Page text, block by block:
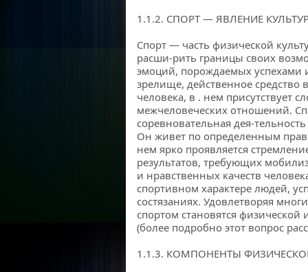
1.1.2. СПОРТ — ЯВЛЕНИЕ
Спорт — часть физической
расши-рить границы своих
эмоций, порождаемых успехами
зрелище, действенное средство
человека, в . нем присутствует
межчеловеческих отношений.
соревновательная дея-
Он живет по определенным
нем ярко проявляется
результатов, требующих
и нравственных качеств
спортивном характере людей,
состязаниях. Удовлетворяя
спортом становятся
(более подробно этот вопрос
1.1.3. КОМПОНЕНТЫ